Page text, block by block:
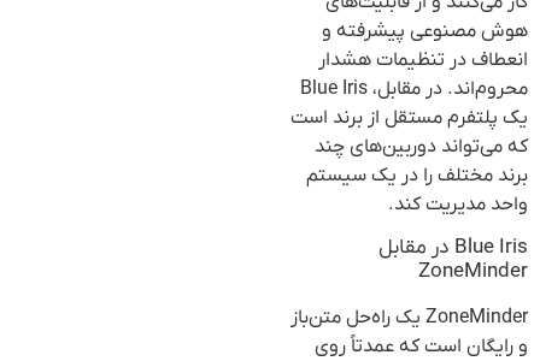
هوش مصنوعی پیشرفته و
انعطاف در تنظیمات هشدار
محروم‌اند. در مقابل، Blue Iris
یک پلتفرم مستقل از برند است
که می‌تواند دوربین‌های چند
برند مختلف را در یک سیستم
واحد مدیریت کند.
Blue Iris در مقابل
ZoneMinder
ZoneMinder یک راه‌حل متن‌باز
و رایگان است که عمدتاً روی